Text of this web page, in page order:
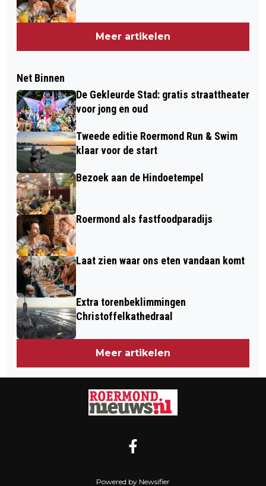
Meer artikelen
Net Binnen
De Gekleurde Stad: gratis straattheater
voor jong en oud
Tweede editie Roermond Run & Swim
klaar voor de start
Bezoek aan de Hindoetempel
Roermond als fastfoodparadijs
Laat zien waar ons eten vandaan komt
Extra torenbeklimmingen
Christoffelkathedraal
Meer artikelen
Powered by Newsifier